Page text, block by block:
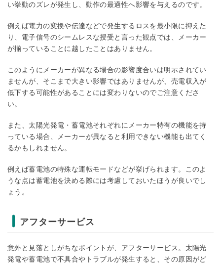
い挙動のズレが発生し、動作の最適性へ影響を与えるのです。
例えば電力の変換や伝達などで発生するロスを最小限に抑えた
り、電子信号のシームレスな授受と言った観点では、メーカー
が揃っていることに越したことはありません。
このようにメーカーが異なる場合の影響度合いは明示されてい
ませんが、そこまで大きい影響ではありませんが、売電収入が
低下する可能性があることには変わりないのでご注意くださ
い。
また、太陽光発電・蓄電池それぞれにメーカー特有の機能を持
っている場合、メーカーが異なると利用できない機能も出てく
るかもしれません。
例えば蓄電池の特殊な運転モードなどが挙げられます。このよ
うな点は蓄電池を決める際には考慮しておいたほうが良いでし
ょう。
アフターサービス
意外と見落としがちなポイントが、アフターサービス。太陽光
発電や蓄電池で不具合やトラブルが発生すると、その原因がど